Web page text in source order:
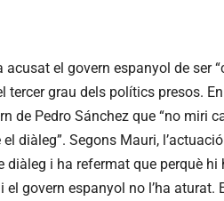
el govern espanyol de ser
tercer grau dels polítics presos.
de Pedro Sánchez que “no miri
diàleg”. Segons Mauri,
i ha refermat que perquè hi
el govern espanyol no l’ha aturat.